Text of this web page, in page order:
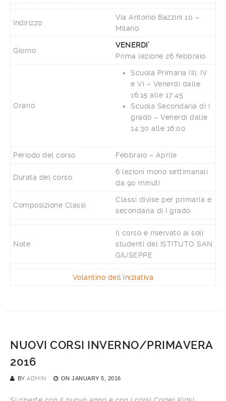
Indirizzo
Via Antonio Bazzini 10 –
Milano
Giorno
VENERDI’
Prima lezione 26 febbraio
Orario
Scuola Primaria (III, IV
e V) – Venerdì dalle
16:15 alle 17:45
Scuola Secondaria di I
grado – Venerdì dalle
14:30 alle 16:00
Periodo del corso Febbraio – Aprile
Durata del corso
6 lezioni mono settimanali
da 90 minuti
Composizione Classi
Classi divise per primaria e
secondaria di I grado
Note
Il corso è riservato ai soli
studenti del ISTITUTO SAN
GIUSEPPE
Volantino dell’iniziativa
NUOVI CORSI INVERNO/PRIMAVERA
2016
BY ADMIN ON JANUARY 5, 2016